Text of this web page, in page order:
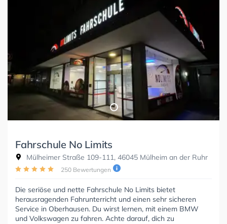
Fahrschule No Limits
Mülheimer Straße 109-111, 46045 Mülheim an der Ruhr
250 Bewertungen
Die seriöse und nette Fahrschule No Limits bietet
herausragenden Fahrunterricht und einen sehr sicheren
Service in Oberhausen. Du wirst lernen, mit einem BMW
und Volkswagen zu fahren. Achte darauf, dich zu